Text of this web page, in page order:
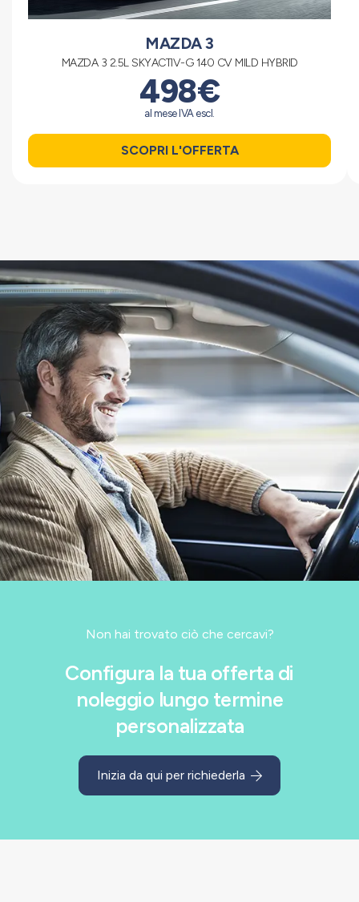
MAZDA 3
MAZDA 3 2.5L SKYACTIV-G 140 CV MILD HYBRID
498€
al mese IVA escl.
SCOPRI L'OFFERTA
Non hai trovato ciò che cercavi?
Configura la tua offerta di
noleggio lungo termine
personalizzata
Inizia da qui per richiederla